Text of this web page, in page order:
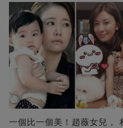
一個比一個美！趙薇女兒，